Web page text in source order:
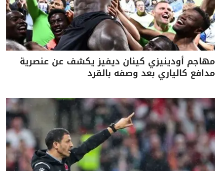
مهاجم أودينيزي كينان ديفيز يكشف عن عنصرية
مدافع كالياري بعد وصفه بالقرد